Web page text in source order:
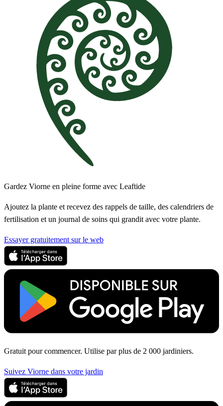
Gardez Viorne en pleine forme avec Leaftide
Ajoutez la plante et recevez des rappels de taille, des calendriers de
fertilisation et un journal de soins qui grandit avec votre plante.
Essayer gratuitement sur le web
Gratuit pour commencer. Utilise par plus de 2 000 jardiniers.
Suivez Viorne dans votre jardin